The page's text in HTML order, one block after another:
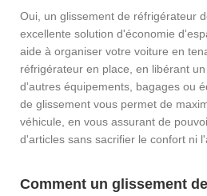
Oui, un glissement de réfrigérateur
excellente solution d'économie
aide à organiser votre voiture en
réfrigérateur en place, en libérant
d'autres équipements, bagages ou
de glissement vous permet de
véhicule, en vous assurant de
d'articles sans sacrifier le confort ni
Comment un glissement